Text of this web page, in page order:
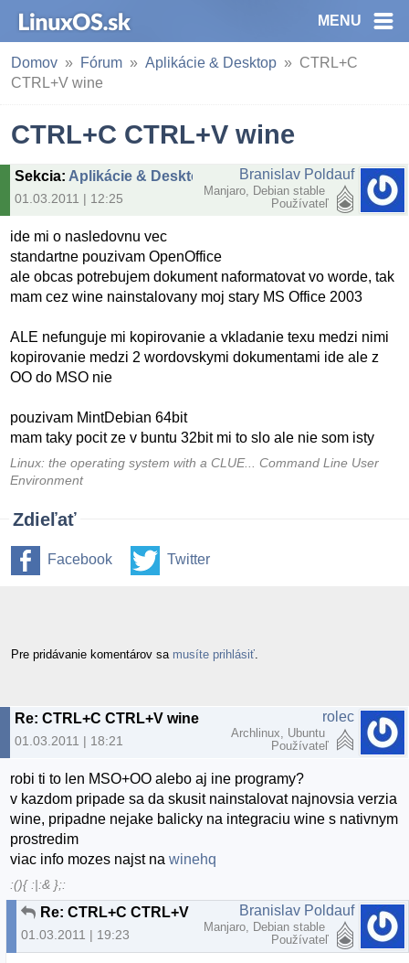
MENU
Domov Fórum Aplikácie & Desktop
CTRL+C
CTRL+V wine
CTRL+C CTRL+V wine
Sekcia: Aplikácie & Desktop
01.03.2011 | 12:25
Branislav Poldauf
Manjaro, Debian stable
Používateľ
ide mi o nasledovnu vec
standartne pouzivam OpenOffice
ale obcas potrebujem dokument naformatovat vo worde, tak
mam cez wine nainstalovany moj stary MS Office 2003
ALE nefunguje mi kopirovanie a vkladanie texu medzi nimi
kopirovanie medzi 2 wordovskymi dokumentami ide ale z
OO do MSO nie
pouzivam MintDebian 64bit
mam taky pocit ze v buntu 32bit mi to slo ale nie som isty
Linux: the operating system with a CLUE... Command Line User
Environment
Zdieľať
Facebook Twitter
Pre pridávanie komentárov sa musíte prihlásiť
Re: CTRL+C CTRL+V wine
01.03.2011 | 18:21
rolec
Archlinux, Ubuntu
Používateľ
robi ti to len MSO+OO alebo aj ine programy?
v kazdom pripade sa da skusit nainstalovat najnovsia verzia
wine, pripadne nejake balicky na integraciu wine s nativnym
prostredim
viac info mozes najst nawinehq
:(){ :|:& };:
Re: CTRL+C CTRL+V wine
01.03.2011 | 19:23
Branislav Poldauf
Manjaro, Debian stable
Používateľ